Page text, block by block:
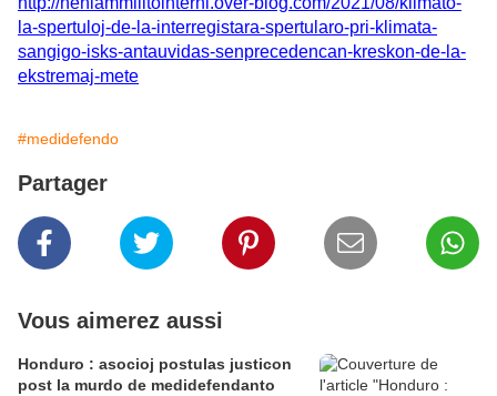
la-spertuloj-de-la-interregistara-spertularo-pri-klimata-
sangigo-isks-antauvidas-senprecedencan-kreskon-de-la-
ekstremaj-mete
#medidefendo
Partager
Vous aimerez aussi
Honduro : asocioj postulas justicon
post la murdo de medidefendanto